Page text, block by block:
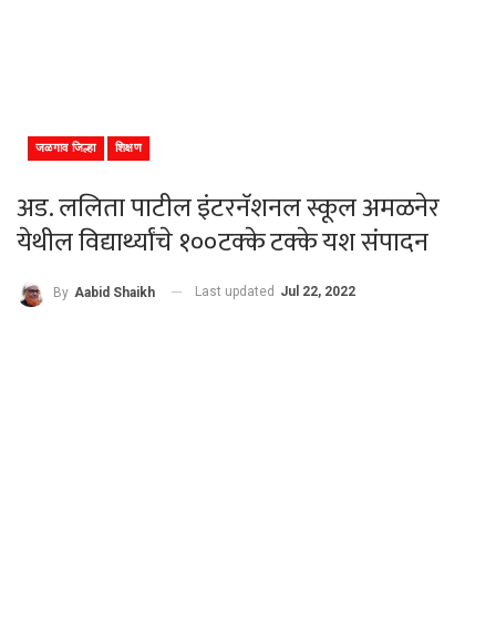
जळगाव जिल्हा शिक्षण
अड. ललिता पाटील इंटरनॅशनल स्कूल अमळनेर
येथील विद्यार्थ्यांचे १००टक्के टक्के यश संपादन
By Aabid Shaikh Last updated Jul 22, 2022